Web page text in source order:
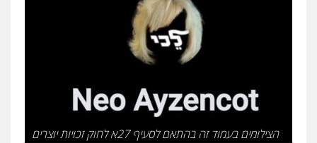
הצילומים בעמוד זה בהתאם לסעיף 27א לחוק זכויות יוצרים